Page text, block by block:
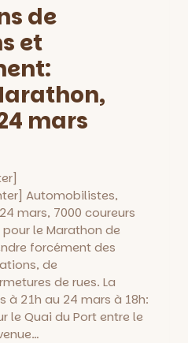
de
et
mars
Automobilistes,
mars, 7000 coureurs
le Marathon de
forcément des
de
de rues. La
à 21h au 24 mars à 18h:
le Quai du Port entre le